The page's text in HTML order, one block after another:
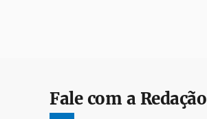
Fale com a Redação